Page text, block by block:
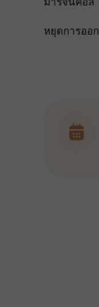
มาร์จินคอล
หยุดการออก